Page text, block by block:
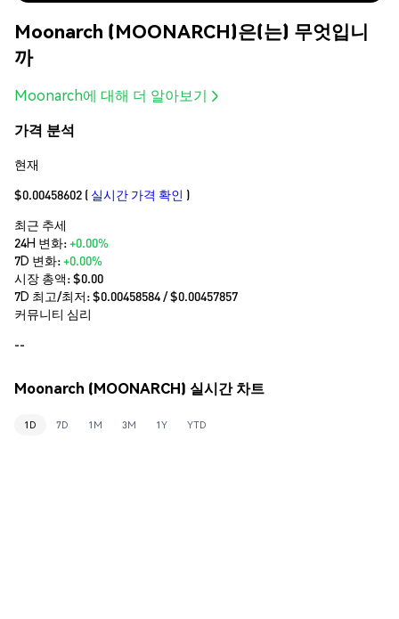
Moonarch (MOONARCH)은(는) 무엇입니
까
Moonarch에 대해 더 알아보기
가격 분석
현재
$0.00458602 ( 실시간 가격 확인 )
최근 추세
24H 변화:+0.00%
7D 변화:+0.00%
시장 총액:$0.00
7D 최고/최저: $0.00458584/ $0.00457857
커뮤니티 심리
--
Moonarch (MOONARCH) 실시간 차트
1D 7D 1M 3M 1Y YTD